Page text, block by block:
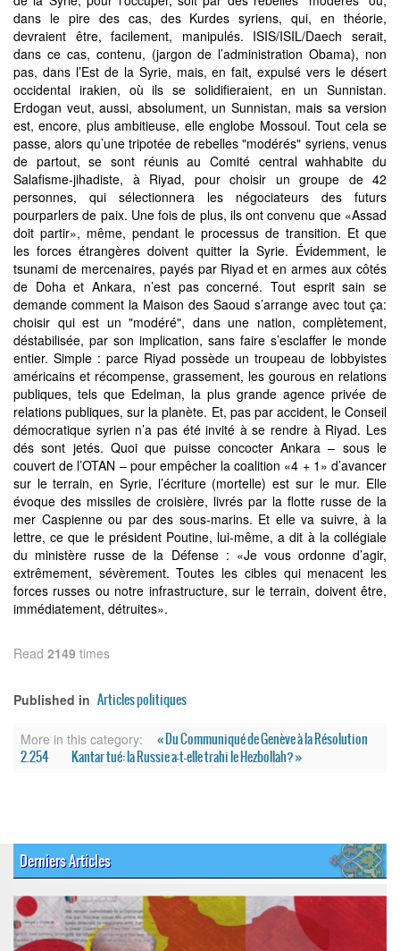
Read 2149 times
Published in Articles politiques
More in this category:
« Du Communiqué de Genève à la Résolution
2.254
Kantar tué: la Russie a-t-elle trahi le Hezbollah? »
Derniers Articles